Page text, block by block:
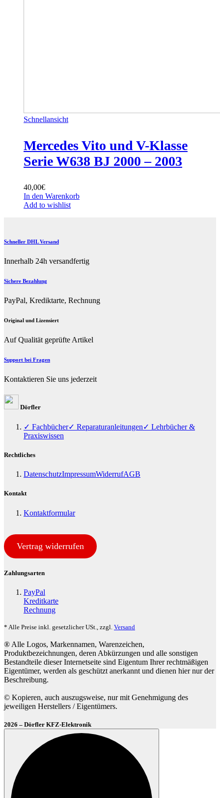
Schnellansicht
Mercedes Vito und V-Klasse
Serie W638 BJ 2000 – 2003
40,00€
In den Warenkorb
Add to wishlist
Schneller DHL Versand
Innerhalb 24h versandfertig
Sichere Bezahlung
PayPal, Krediktarte, Rechnung
Original und Lizensiert
Auf Qualität geprüfte Artikel
Support bei Fragen
Kontaktieren Sie uns jederzeit
Dörfler
✓ Fachbücher✓ Reparaturanleitungen✓ Lehrbücher &
Praxiswissen
Rechtliches
DatenschutzImpressumWiderrufAGB
Kontakt
Kontaktformular
Vertrag widerrufen
Zahlungsarten
PayPal
Kreditkarte
Rechnung
* Alle Preise inkl. gesetzlicher USt., zzgl. Versand
® Alle Logos, Markennamen, Warenzeichen,
Produktbezeichnungen, deren Abkürzungen und alle sonstigen
Bestandteile dieser Internetseite sind Eigentum Ihrer rechtmäßigen
Eigentümer, werden als geschützt anerkannt und dienen hier nur der
Beschreibung.
© Kopieren, auch auszugsweise, nur mit Genehmigung des
jeweiligen Herstellers / Eigentümers.
2026 – Dörfler KFZ-Elektronik